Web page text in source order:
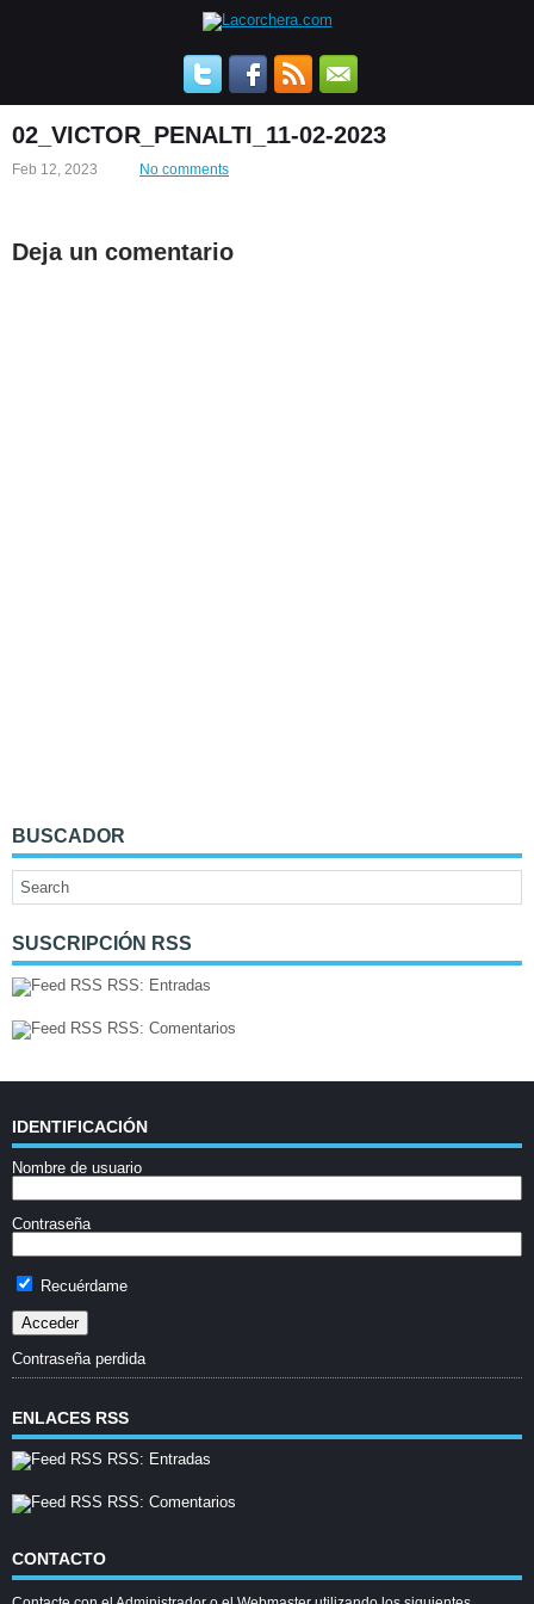
02_VICTOR_PENALTI_11-02-2023
Feb 12, 2023 No comments
Deja un comentario
BUSCADOR
SUSCRIPCIÓN RSS
RSS: Entradas
RSS: Comentarios
IDENTIFICACIÓN
Nombre de usuario
Contraseña
Recuérdame
Contraseña perdida
ENLACES RSS
RSS: Entradas
RSS: Comentarios
CONTACTO